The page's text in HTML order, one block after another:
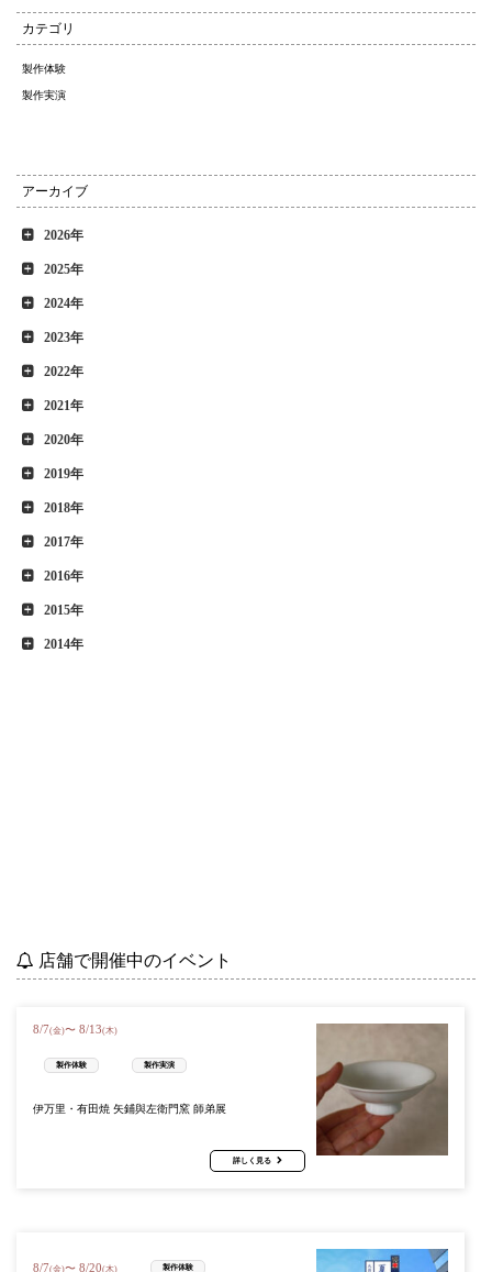
カテゴリ
製作体験
製作実演
アーカイブ
2026年
2025年
2024年
2023年
2022年
2021年
2020年
2019年
2018年
2017年
2016年
2015年
2014年
店舗で開催中のイベント
8/7(金)〜 8/13(木)
製作体験 製作実演
伊万里・有田焼 矢鋪與左衛門窯 師弟展
詳しく見る
8/7(金)〜 8/20(木) 製作体験